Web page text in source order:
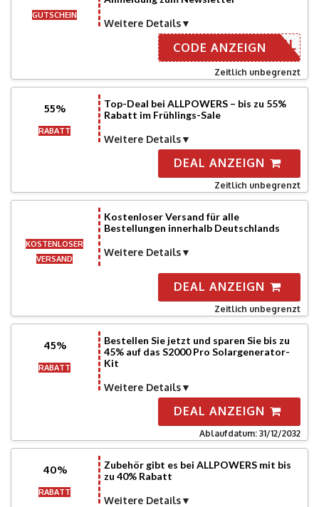
GUTSCHEIN
Weitere Details
R E-MAIL
CODE ANZEIGN
Zeitlich unbegrenzt
55%
RABATT
Top-Deal bei ALLPOWERS – bis zu 55%
Rabatt im Frühlings-Sale
Weitere Details
DEAL ANZEIGN
Zeitlich unbegrenzt
KOSTENLOSER
VERSAND
Kostenloser Versand für alle
Bestellungen innerhalb Deutschlands
Weitere Details
DEAL ANZEIGN
Zeitlich unbegrenzt
45%
RABATT
Bestellen Sie jetzt und sparen Sie bis zu
45% auf das S2000 Pro Solargenerator-
Kit
Weitere Details
DEAL ANZEIGN
Ablaufdatum: 31/12/2032
40%
RABATT
Zubehör gibt es bei ALLPOWERS mit bis
zu 40% Rabatt
Weitere Details